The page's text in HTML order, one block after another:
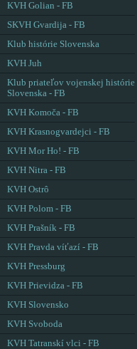
KVH Golian - FB
SKVH Gvardija - FB
Klub histórie Slovenska
KVH Juh
Klub priateľov vojenskej histórie
Slovenska - FB
KVH Komoča - FB
KVH Krasnogvardejci - FB
KVH Mor Ho! - FB
KVH Nitra - FB
KVH Ostrô
KVH Polom - FB
KVH Prašník - FB
KVH Pravda víťazí - FB
KVH Pressburg
KVH Prievidza - FB
KVH Slovensko
KVH Svoboda
KVH Tatranskí vlci - FB